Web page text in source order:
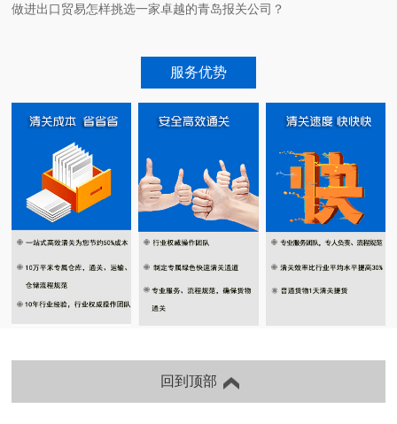
做进出口贸易怎样挑选一家卓越的青岛报关公司？
服务优势
回到顶部